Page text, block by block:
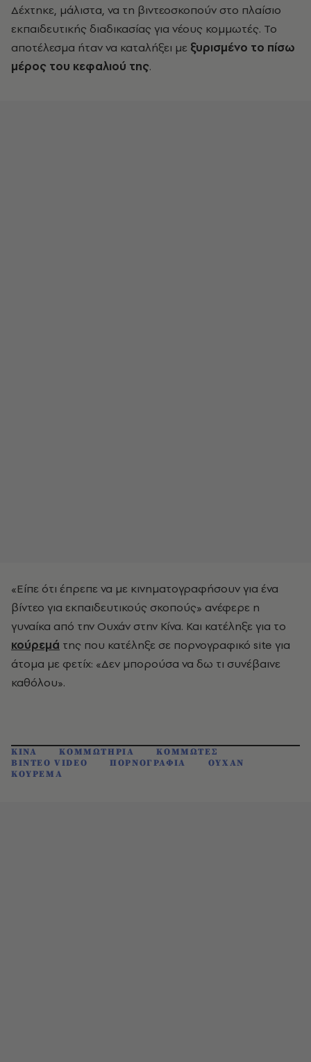
Δέχτηκε, μάλιστα, να τη βιντεοσκοπούν στο πλαίσιο
εκπαιδευτικής διαδικασίας για νέους κομμωτές. Το
αποτέλεσμα ήταν να καταλήξει με ξυρισμένο το πίσω
μέρος του κεφαλιού της.
«Είπε ότι έπρεπε να με κινηματογραφήσουν για ένα
βίντεο για εκπαιδευτικούς σκοπούς» ανέφερε η
γυναίκα από την Ουχάν στην Κίνα. Και κατέληξε για το
κούρεμά της που κατέληξε σε πορνογραφικό site για
άτομα με φετίχ: «Δεν μπορούσα να δω τι συνέβαινε
καθόλου».
ΚΙΝΑ ΚΟΜΜΩΤΗΡΙΑ
ΚΟΜΜΩΤΕΣ
ΒΙΝΤΕΟ VIDEO
ΠΟΡΝΟΓΡΑΦΙΑ
ΟΥΧΑΝ
ΚΟΥΡΕΜΑ